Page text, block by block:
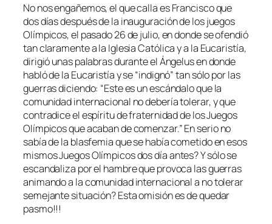
No nos engañemos, el que calla es Francisco que
dos días después de la inauguración de los juegos
Olímpicos, el pasado 26 de julio, en donde se ofendió
tan claramente a la Iglesia Católica y a la Eucaristía,
dirigió unas palabras durante el Ángelus en donde
habló de la Eucaristía y se “indignó” tan sólo por las
guerras diciendo: “Este es un escándalo que la
comunidad internacional no debería tolerar, y que
contradice el espíritu de fraternidad de los Juegos
Olímpicos que acaban de comenzar.” En serio no
sabía de la blasfemia que se había cometido en esos
mismos Juegos Olímpicos dos día antes? Y sólo se
escandaliza por el hambre que provoca las guerras
animando a la comunidad internacional a no tolerar
semejante situación? Esta omisión es de quedar
pasmo!!!